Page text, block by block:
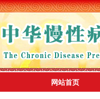
网站首页